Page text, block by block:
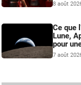
8 août
Ce que
Lune,
pour
7 août